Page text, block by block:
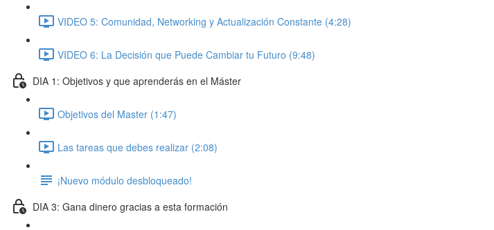
VIDEO 5: Comunidad, Networking y Actualización Constante (4:28)
VIDEO 6: La Decisión que Puede Cambiar tu Futuro (9:48)
DIA 1: Objetivos y que aprenderás en el Máster
Objetivos del Master (1:47)
Las tareas que debes realizar (2:08)
¡Nuevo módulo desbloqueado!
DIA 3: Gana dinero gracias a esta formación